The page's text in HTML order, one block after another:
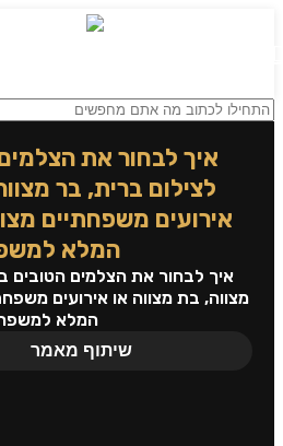
איך לבחור את
לצילום ברית, בר
אירועים משפחתיים
המלא
איך לבחור את הצלמים הטובים
מצווה, בת מצווה או אירועים
המלא
שיתוף מאמר